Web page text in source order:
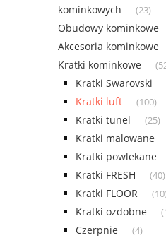
kominkowych
(23)
Obudowy kominkowe
Akcesoria kominkowe
Kratki kominkowe
Kratki Swarovski
Kratki luft (100)
Kratki tunel (25)
Kratki malowane
Kratki powlekane
Kratki FRESH (40)
Kratki FLOOR
Kratki ozdobne
Czerpnie (4)